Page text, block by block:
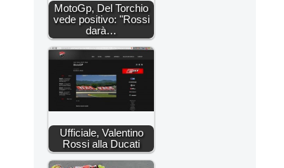
MotoGp, Del Torchio
vede positivo: "Rossi
darà…
Ufficiale, Valentino
Rossi alla Ducati